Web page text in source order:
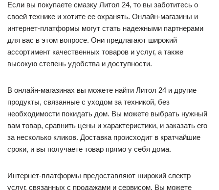
Если вы покупаете смазку Литол 24, то вы заботитесь о
своей технике и хотите ее охранять. Онлайн-магазины и
интернет-платформы могут стать надежными партнерами
для вас в этом вопросе. Они предлагают широкий
ассортимент качественных товаров и услуг, а также
высокую степень удобства и доступности.
В онлайн-магазинах вы можете найти Литол 24 и другие
продукты, связанные с уходом за техникой, без
необходимости покидать дом. Вы можете выбрать нужный
вам товар, сравнить цены и характеристики, и заказать его
за несколько кликов. Доставка происходит в кратчайшие
сроки, и вы получаете товар прямо у себя дома.
Интернет-платформы предоставляют широкий спектр
услуг, связанных с продажами и сервисом. Вы можете